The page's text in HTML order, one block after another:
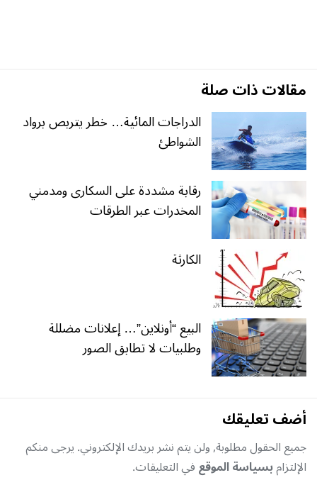
مقالات ذات صلة
الدراجات المائية… خطر يتربص برواد
الشواطئ
رقابة مشددة على السكارى ومدمني
المخدرات عبر الطرقات
الكارثة
البيع “أونلاين”… إعلانات مضللة
وطلبيات لا تطابق الصور
أضف تعليقك
جميع الحقول مطلوبة, ولن يتم نشر بريدك الإلكتروني. يرجى منكم
الإلتزامبسياسة الموقعفي التعليقات.